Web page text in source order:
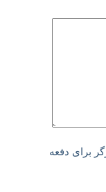
برای دفعه